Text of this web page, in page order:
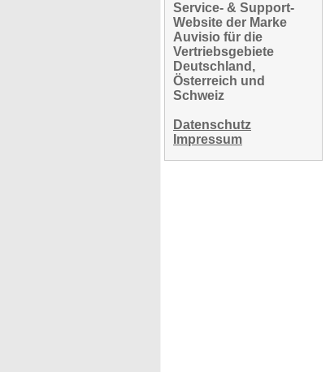
Service- & Support-
Website der Marke
Auvisio für die
Vertriebsgebiete
Deutschland,
Österreich und
Schweiz
Datenschutz
Impressum